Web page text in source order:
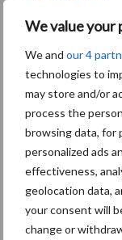
We value your
We and our 4
technologies to
may store and/or
process the
browsing data, for
personalized ads
effectiveness,
geolocation data,
your consent will
change or